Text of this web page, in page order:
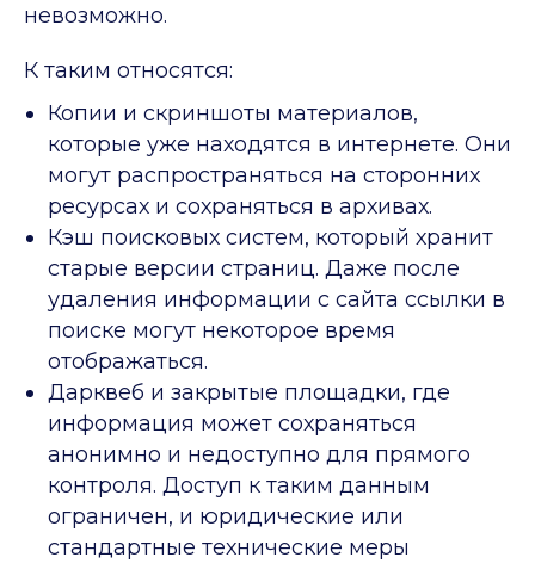
невозможно.
К таким относятся:
Копии и скриншоты материалов,
которые уже находятся в интернете. Они
могут распространяться на сторонних
ресурсах и сохраняться в архивах.
Кэш поисковых систем, который хранит
старые версии страниц. Даже после
удаления информации с сайта ссылки в
поиске могут некоторое время
отображаться.
Дарквеб и закрытые площадки, где
информация может сохраняться
анонимно и недоступно для прямого
контроля. Доступ к таким данным
ограничен, и юридические или
стандартные технические меры